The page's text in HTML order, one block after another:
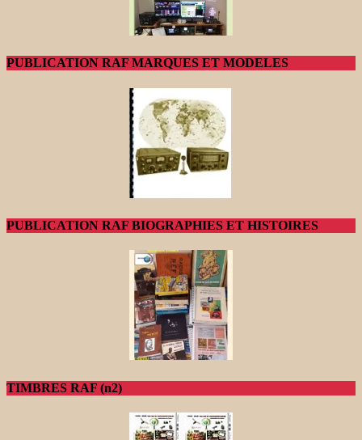
PUBLICATION RAF MARQUES ET MODELES
PUBLICATION RAF BIOGRAPHIES ET HISTOIRES
TIMBRES RAF (n2)